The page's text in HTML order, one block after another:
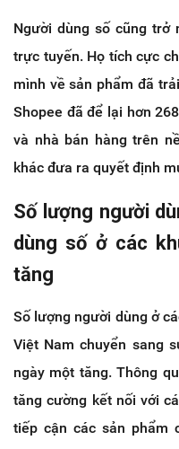
Người dùng số cũng trở
trực tuyến. Họ tích cực
mình về sản phẩm đã
Shopee đã để lại hơn
và nhà bán hàng trên
khác đưa ra quyết định
Số lượng người
dùng số ở các
tăng
Số lượng người dùng ở
Việt Nam chuyển sang
ngày một tăng. Thông
tăng cường kết nối với
tiếp cận các sản phẩm